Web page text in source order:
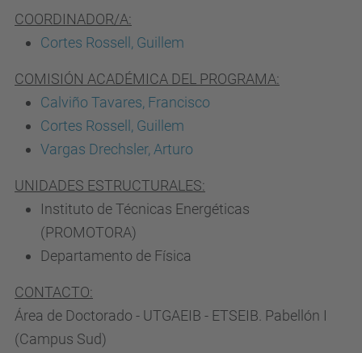
COORDINADOR/A:
Cortes Rossell, Guillem
COMISIÓN ACADÉMICA DEL PROGRAMA:
Calviño Tavares, Francisco
Cortes Rossell, Guillem
Vargas Drechsler, Arturo
UNIDADES ESTRUCTURALES:
Instituto de Técnicas Energéticas
(PROMOTORA)
Departamento de Física
CONTACTO:
Área de Doctorado - UTGAEIB - ETSEIB. Pabellón I
(Campus Sud)